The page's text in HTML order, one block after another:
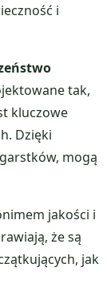
i
tak,
kluczowe
Dzięki
mogą
jakości i
że są
jak